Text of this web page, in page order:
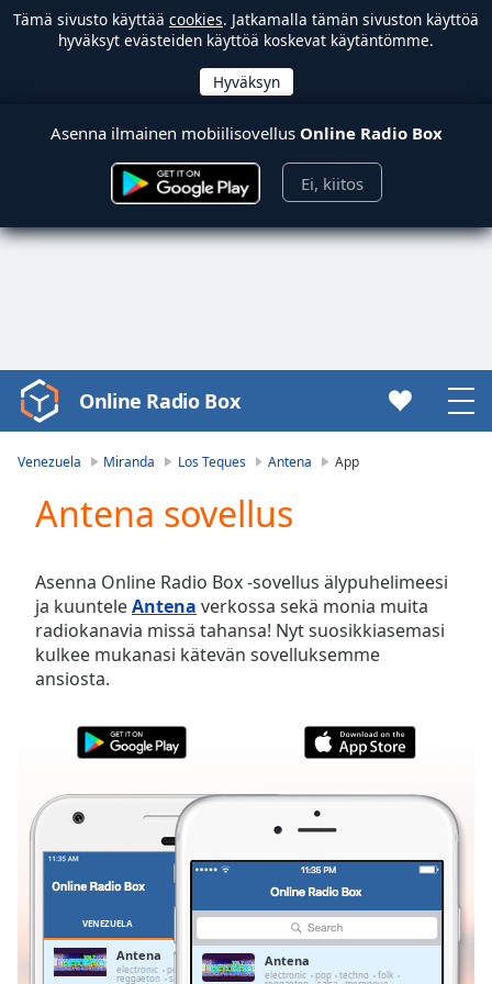
Tämä sivusto käyttää cookies. Jatkamalla tämän sivuston käyttöä
hyväksyt evästeiden käyttöä koskevat käytäntömme.
Asenna ilmainen mobiilisovellus Online Radio Box
Ei, kiitos
Video
Player
Play
Video
Skip
Backward
Skip
Forward
Mute
Current
Duration-:-
0.00%
Stream
TypeLIVE
Seek to
LIVE
Remaining
Online Radio Box
Venezuela Miranda Los Teques Antena App
Antena sovellus
Asenna Online Radio Box -sovellus älypuhelimeesi
ja kuunteleAntena verkossa sekä monia muita
radiokanavia missä tahansa! Nyt suosikkiasemasi
kulkee mukanasi kätevän sovelluksemme
ansiosta.
VENEZUELA
Antena
electronic pop techno folk
reggaeton salsa merengue bachata
Antena
electronic pop techno folk